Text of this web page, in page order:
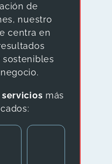
de
nuestro
centra en
servicios más